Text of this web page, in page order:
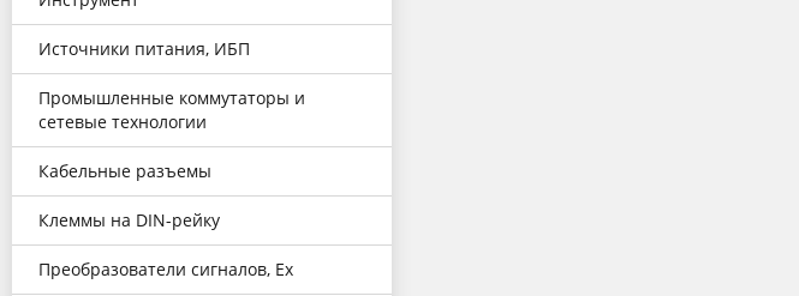
Источники питания, ИБП
Промышленные коммутаторы и
сетевые технологии
Кабельные разъемы
Клеммы на DIN-рейку
Преобразователи сигналов, Еx